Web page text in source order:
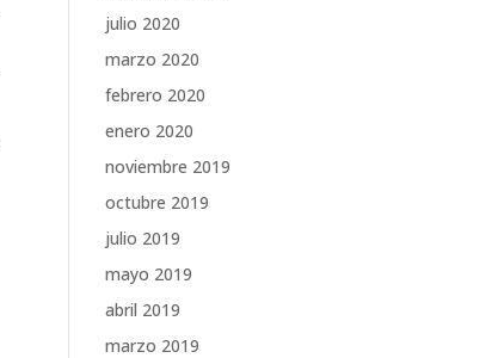
julio 2020
marzo 2020
febrero 2020
enero 2020
noviembre 2019
octubre 2019
julio 2019
mayo 2019
abril 2019
marzo 2019